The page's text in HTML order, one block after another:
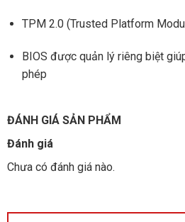
TPM 2.0 (Trusted Platform
BIOS được quản lý riêng biệt
phép
ĐÁNH GIÁ SẢN PHẨM
Đánh giá
Chưa có đánh giá nào.